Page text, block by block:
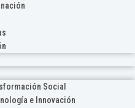
Social
e Innovación